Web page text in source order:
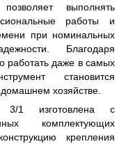
выполнять
работы и
при номинальных
Благодаря
работать даже в самых
становится
хозяйстве.
1 изготовлена ​​с
комплектующих
крепления